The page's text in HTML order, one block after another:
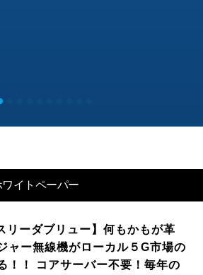
ワイトペーパー
リーダブリュー】何もかもが革
ャー無線機がローカル５G市場の
！！ コアサーバー不要！毎年の